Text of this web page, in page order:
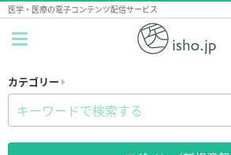
医学・医療の電子コンテンツ配信サービス
カテゴリー